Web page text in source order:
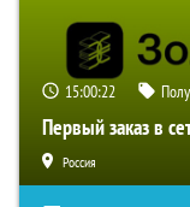
15:00:21
Первый заказ в
Россия